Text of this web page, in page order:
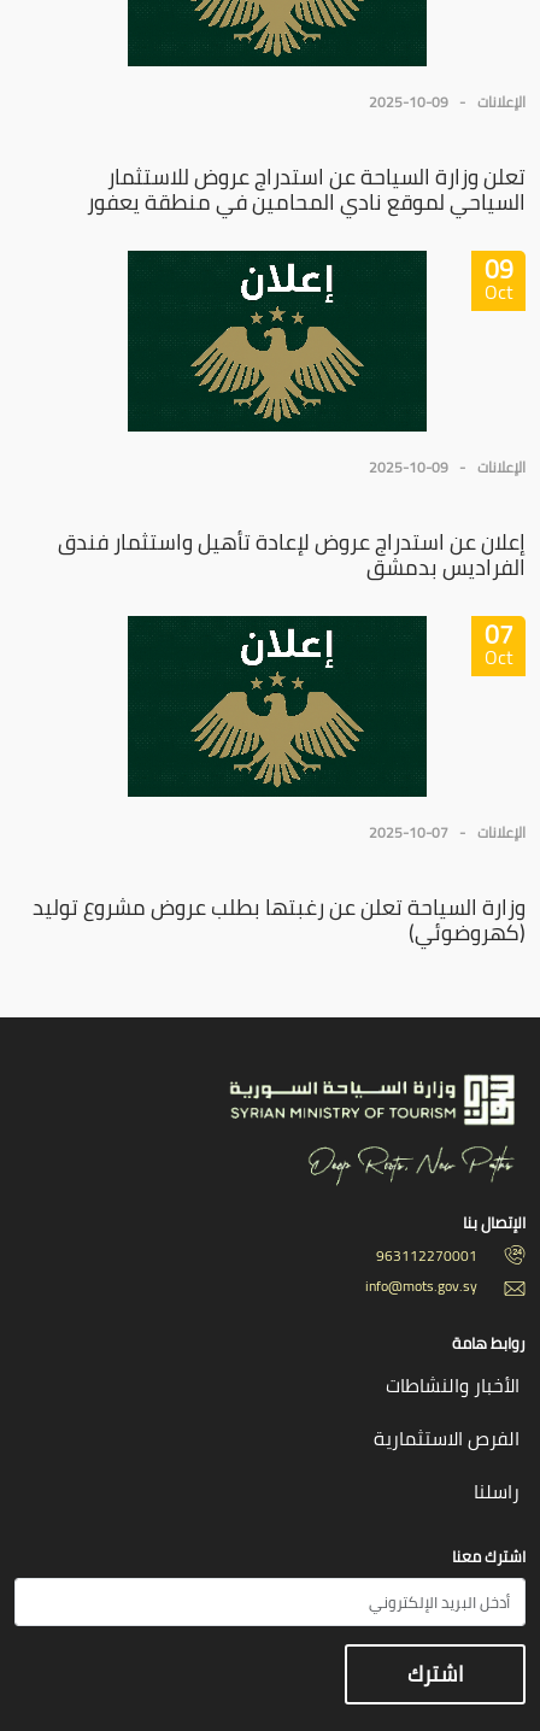
الإعلانات 2025-10-09
تعلن وزارة السياحة عن استدراج عروض للاستثمار
السياحي لموقع نادي المحامين في منطقة يعفور
09
Oct
الإعلانات 2025-10-09
إعلان عن استدراج عروض لإعادة تأهيل واستثمار فندق
الفراديس بدمشق
07
Oct
الإعلانات 2025-10-07
وزارة السياحة تعلن عن رغبتها بطلب عروض مشروع توليد
(كهروضوئي)
الإتصال بنا
963112270001
info@mots.gov.sy
روابط هامة
الأخبار والنشاطات
الفرص الاستثمارية
راسلنا
اشترك معنا